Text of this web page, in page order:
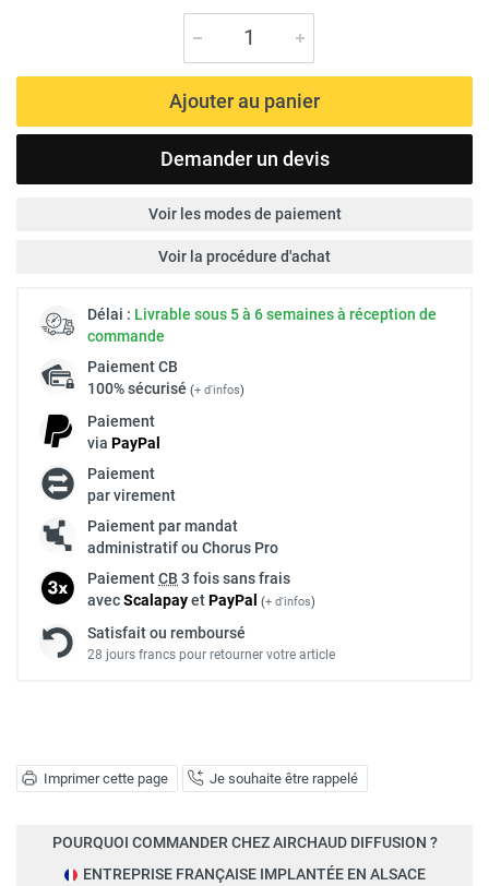
Imprimer cette page Je souhaite être rappelé
Ajouter au panier
Demander un devis
Voir les modes de paiement
Voir la procédure d'achat
Délai : Livrable sous 5 à 6 semaines à réception de
commande
PaiementCB
100% sécurisé (+ d'infos)
Paiement
via PayPal
Paiement
par virement
Paiement par mandat
administratif ou Chorus Pro
PaiementCB 3 fois sans frais
avecScalapayetPayPal (+ d'infos)
Satisfait ou remboursé
28 jours francs pour retourner votre article
POURQUOI COMMANDER CHEZ AIRCHAUD DIFFUSION ?
ENTREPRISE FRANÇAISE IMPLANTÉE EN ALSACE